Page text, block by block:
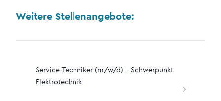
Weitere Stellenangebote:
Service-Techniker (m/w/d) – Schwerpunkt
Elektrotechnik